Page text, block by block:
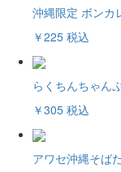
沖縄限定 ボン
￥225 税込
らくちんちゃん
￥305 税込
アワセ沖縄そば